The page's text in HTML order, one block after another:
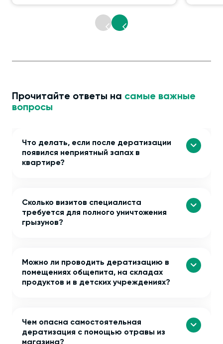
Прочитайте ответы на самые важные
вопросы
Что делать, если после дератизации
появился неприятный запах в
квартире?
Сколько визитов специалиста
требуется для полного уничтожения
грызунов?
Можно ли проводить дератизацию в
помещениях общепита, на складах
продуктов и в детских учреждениях?
Чем опасна самостоятельная
дератизация с помощью отравы из